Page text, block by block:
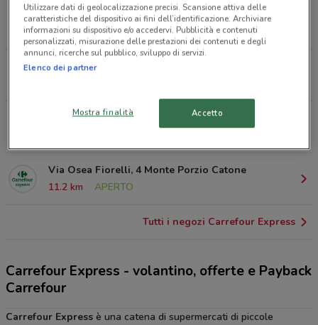
Via Gioacchino Rossini 98 Albano Laziale
1.3 km
APERTO
Piazzale Degli Eroi 4 Marino
Via Xxv Luglio, 7 Grottaferrata
Via Osea Fiorelli, 4 Monte Porzio Catone
11.2 km
APERTO
Tutti i negozi Carrefour Express
Carrefour Express - volantino, offerte e Payback
Carrefour
Carrefour Express è una catena di supermercati di piccole
Utilizzare dati di geolocalizzazione precisi. Scansione attiva delle
caratteristiche del dispositivo ai fini dell’identificazione. Archiviare
informazioni su dispositivo e/o accedervi. Pubblicità e contenuti
personalizzati, misurazione delle prestazioni dei contenuti e degli
annunci, ricerche sul pubblico, sviluppo di servizi.
Elenco dei partner
Mostra finalità Accetto